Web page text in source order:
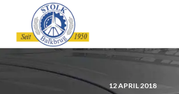
content
12 APRIL 2018